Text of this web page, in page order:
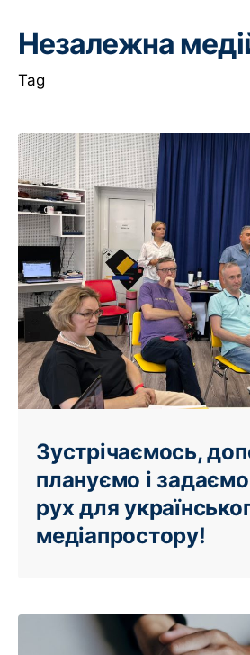
Незалежна
Tag
Зустрічаємось,
плануємо і задаємо
рух для
медіапростору!